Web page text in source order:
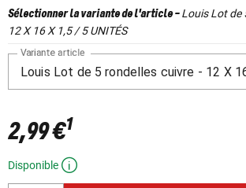
Sélectionner la variante de l'article-Louis Lot de
12 X 16 X 1,5 / 5 UNITÉS
Variante article
2,99 €1
Disponible